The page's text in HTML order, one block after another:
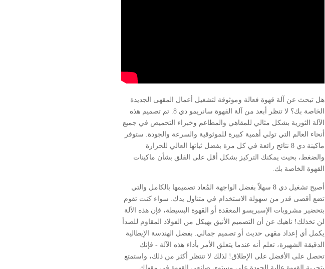
هل تبحث عن آلة قهوة فعالة وموثوقة لتشغيل أعمال المقهى الجديدة
الخاصة بك؟ لا تنظر أبعد من آلة القهوة سانريمو دي 8. تم تصميم هذه
الآلة الثورية بشكل مثالي للمقاهي والمطاعم وخبراء التحميص في جميع
أنحاء العالم التي تولي أهمية كبيرة للموثوقية والسرعة والجودة. ستوفر
ماكينة دي 8 نتائج رائعة في كل مرة بفضل ثباتها العالي للحرارة
والضغط، بحيث يمكنك التركيز بشكل أقل على القلق بشأن ماكينات
القهوة الخاصة بك.
أصبح تشغيل دي 8 سهلاً بفضل الواجهة المُعاد تصميمها بالكامل والتي
تضع أقصى قدر من سهولة الاستخدام في متناول يدك. سواء كنت تقوم
بتحضير مشروبات الإسبريسو المعقدة أو القهوة البسيطة، فإن هذه الآلة
لن تخذلك! ناهيك عن أن التصميم الأنيق بهيكل من الفولاذ المقاوم للصدأ
يكمل أي إعداد مقهى حديث أو تصميم جمالي. بفضل الهندسة الإيطالية
الدقيقة الشهيرة، تعلم أنه عندما يتعلق الأمر بأداء هذه الآلة - فإنك
تحصل على الأفضل على الإطلاق! لذلك لا تنتظر أكثر من ذلك، واستمتع